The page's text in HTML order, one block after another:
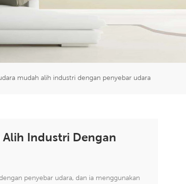
mudah alih industri dengan penyebar udara
Alih Industri Dengan
penyebar udara, dan ia menggunakan
er
5951777